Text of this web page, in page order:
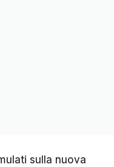
sulla nuova